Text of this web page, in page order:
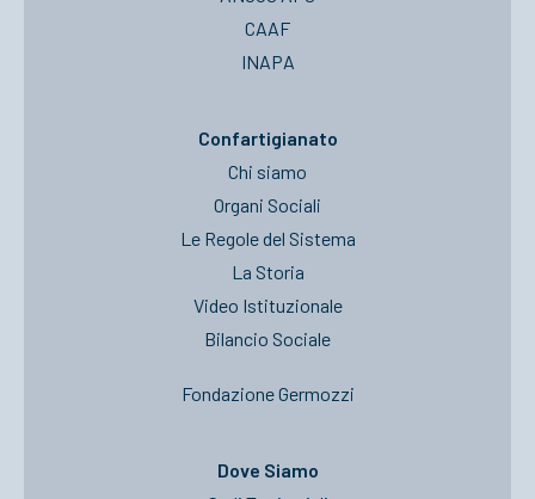
CAAF
INAPA
Confartigianato
Chi siamo
Organi Sociali
Le Regole del Sistema
La Storia
Video Istituzionale
Bilancio Sociale
Fondazione Germozzi
Dove Siamo